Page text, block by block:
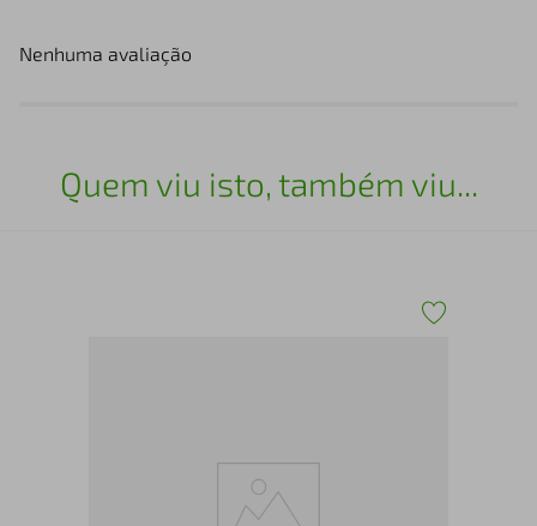
Nenhuma avaliação
Quem viu isto, também viu...